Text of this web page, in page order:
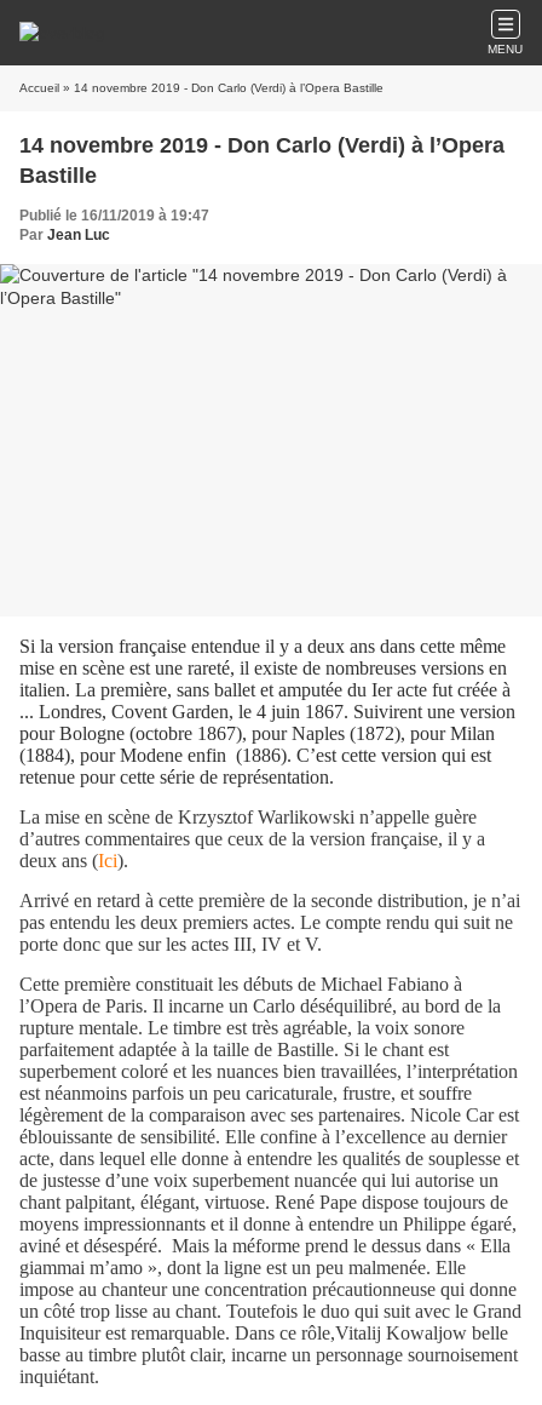
MENU
Accueil » 14 novembre 2019 - Don Carlo (Verdi) à l’Opera Bastille
14 novembre 2019 - Don Carlo (Verdi) à l’Opera
Bastille
Publié le 16/11/2019 à 19:47
Par Jean Luc
Si la version française entendue il y a deux ans dans cette même
mise en scène est une rareté, il existe de nombreuses versions en
italien. La première, sans ballet et amputée du Ier acte fut créée à
... Londres, Covent Garden, le 4 juin 1867. Suivirent une version
pour Bologne (octobre 1867), pour Naples (1872), pour Milan
(1884), pour Modene enfin (1886). C’est cette version qui est
retenue pour cette série de représentation.
La mise en scène de Krzysztof Warlikowski n’appelle guère
d’autres commentaires que ceux de la version française, il y a
deux ans (Ici).
Arrivé en retard à cette première de la seconde distribution, je n’ai
pas entendu les deux premiers actes. Le compte rendu qui suit ne
porte donc que sur les actes III, IV et V.
Cette première constituait les débuts de Michael Fabiano à
l’Opera de Paris. Il incarne un Carlo déséquilibré, au bord de la
rupture mentale. Le timbre est très agréable, la voix sonore
parfaitement adaptée à la taille de Bastille. Si le chant est
superbement coloré et les nuances bien travaillées, l’interprétation
est néanmoins parfois un peu caricaturale, frustre, et souffre
légèrement de la comparaison avec ses partenaires. Nicole Car est
éblouissante de sensibilité. Elle confine à l’excellence au dernier
acte, dans lequel elle donne à entendre les qualités de souplesse et
de justesse d’une voix superbement nuancée qui lui autorise un
chant palpitant, élégant, virtuose. René Pape dispose toujours de
moyens impressionnants et il donne à entendre un Philippe égaré,
aviné et désespéré. Mais la méforme prend le dessus dans « Ella
giammai m’amo », dont la ligne est un peu malmenée. Elle
impose au chanteur une concentration précautionneuse qui donne
un côté trop lisse au chant. Toutefois le duo qui suit avec le Grand
Inquisiteur est remarquable. Dans ce rôle,Vitalij Kowaljow belle
basse au timbre plutôt clair, incarne un personnage sournoisement
inquiétant.